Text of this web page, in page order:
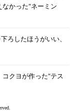
なかった“ネーミン
ろしたほうがいい、
クヨが作った“テス